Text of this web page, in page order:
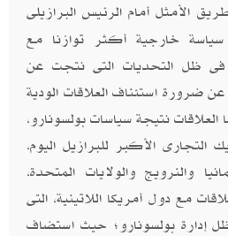
الأمثل أمام الرئيس البرازيلى
سياسة خارجية أكثر توازنا مع
فى ظل التحديات التى نتجت عن
ضرورة استئناف العلاقات الودية
نتيجة سياسات بولسونارو،
الأكبر للبرازيل اليوم،
والنرويج والولايات المتحدة،
مع دول أمريكا اللاتينية، التى
إدارة بولسونارو؛ حيث استضاف